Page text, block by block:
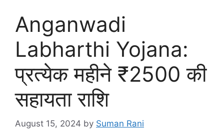
Anganwadi
Labharthi Yojana:
प्रत्येक महीने ₹2500 की
सहायता राशि
August 15, 2024 by Suman Rani